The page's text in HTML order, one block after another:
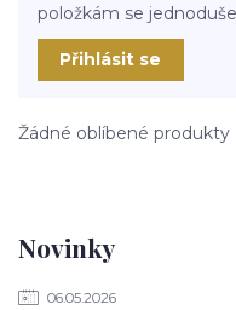
Novinky
06.05.2026
položkám se
Přihlásit se
Žádné oblíbené produkty